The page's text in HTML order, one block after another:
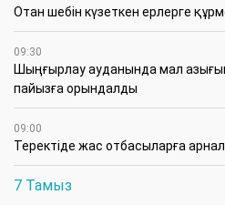
Отан шебін күзеткен ерлерге
09:30
​Шыңғырлау ауданында мал
пайызға орындалды
09:00
​Теректіде жас отбасыларға
7 Тамыз